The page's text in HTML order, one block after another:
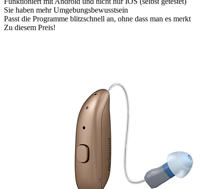
Sie haben mehr Umgebungsbewusstsein
Passt die Programme blitzschnell an, ohne dass man es merkt
Zu diesem Preis!